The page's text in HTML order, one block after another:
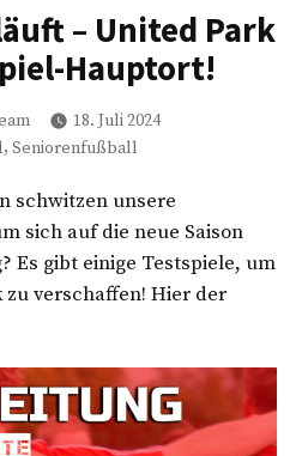
– United Park
Hauptort!
18. Juli 2024
, Seniorenfußball
schwitzen unsere
sich auf die neue Saison
Es gibt einige Testspiele, um
verschaffen! Hier der